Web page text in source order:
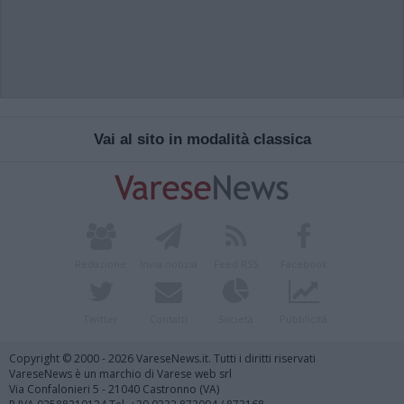
Vai al sito in modalità classica
Copyright © 2000 - 2026 VareseNews.it. Tutti i diritti riservati
VareseNews è un marchio di Varese web srl
Via Confalonieri 5 - 21040 Castronno (VA)